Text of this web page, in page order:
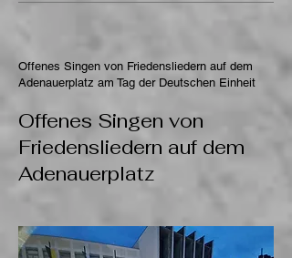
Offenes Singen von Friedensliedern auf dem
Adenauerplatz am Tag der Deutschen Einheit
Offenes Singen von
Friedensliedern auf dem
Adenauerplatz